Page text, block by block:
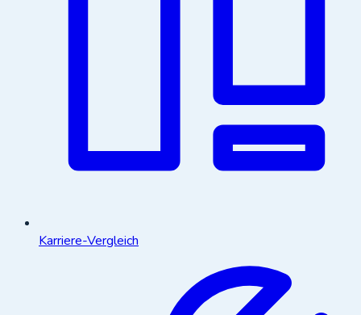
Karriere-Vergleich